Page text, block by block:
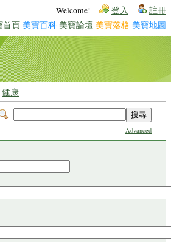
Welcome! 登入 註冊
首頁 美寶百科 美寶論壇 美寶落格 美寶地圖
健康
Advanced